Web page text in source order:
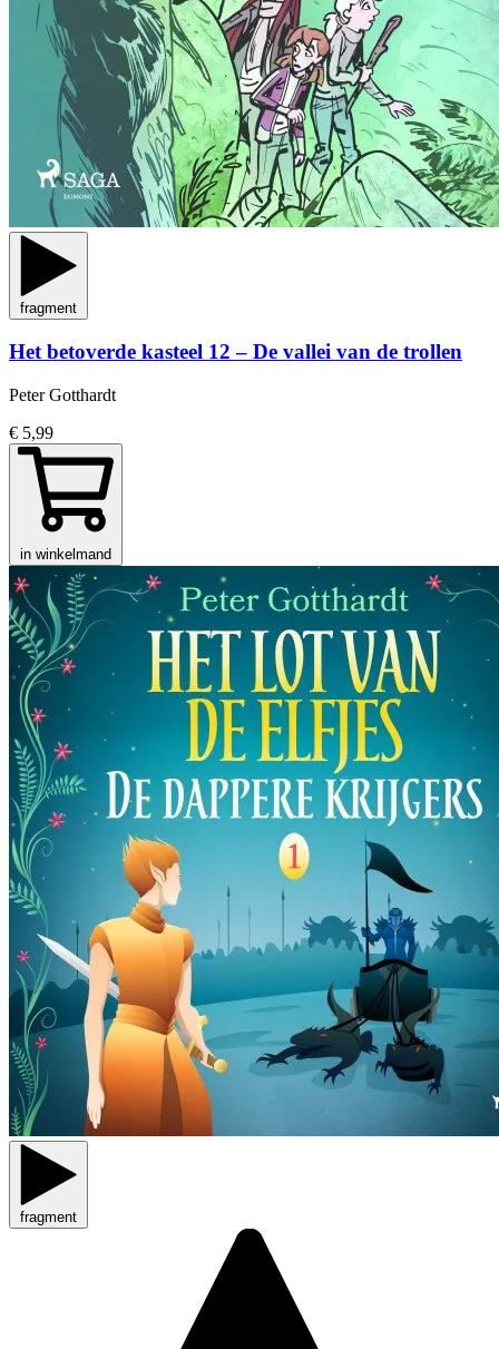
fragment
Het betoverde kasteel 12 – De vallei van de trollen
Peter Gotthardt
€ 5,99
in winkelmand
fragment